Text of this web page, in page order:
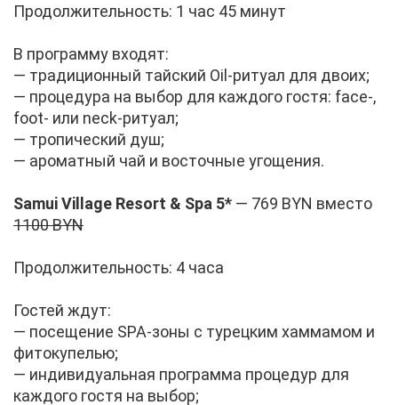
Про­дол­жи­тель­ность: 1 час 45 ми­нут
В про­грам­му вхо­дят:
— тра­ди­ци­он­ный тай­ский Oil-ри­ту­ал для дво­их;
— про­це­ду­ра на вы­бор для каж­до­го го­стя: face-,
foot- или neck-ри­ту­ал;
— тро­пи­че­ский душ;
— аро­мат­ный чай и во­сточ­ные уго­ще­ния.
Samui Village Resort & Spa 5* — 769 BYN вме­сто
1100 BYN
Про­дол­жи­тель­ность: 4 ча­са
Го­стей ждут:
— по­се­ще­ние SPA-зо­ны с ту­рец­ким хам­ма­мом и
фи­то­ку­пе­лью;
— ин­ди­ви­ду­аль­ная про­грам­ма про­це­дур для
каж­до­го го­стя на вы­бор;